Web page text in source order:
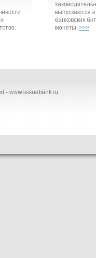
выпускаются
банковских
монеты. >>>
- www.tissuebank.ru